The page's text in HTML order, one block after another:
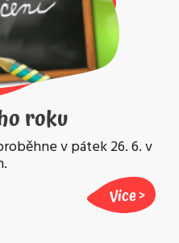
roku
v pátek 26. 6. v
Více